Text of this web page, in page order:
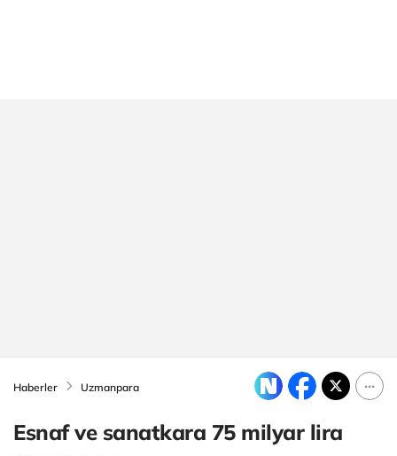
Haberler Uzmanpara
Esnaf ve sanatkara 75 milyar lira